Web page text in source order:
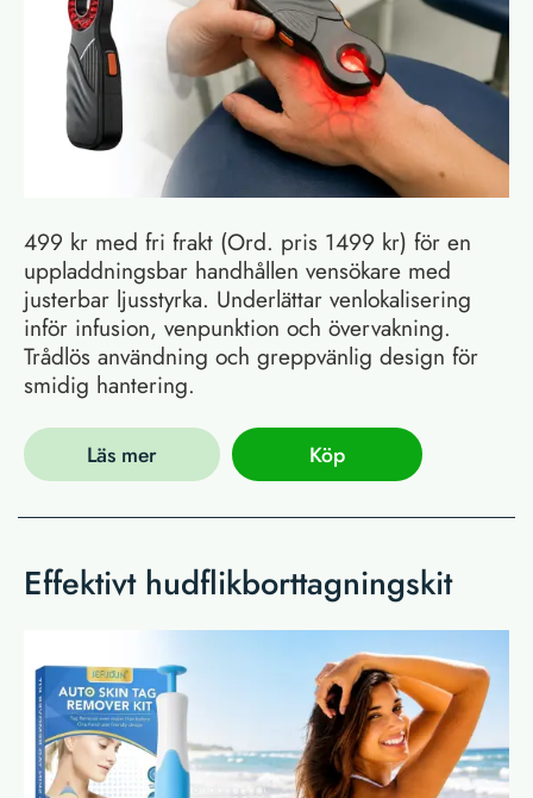
499 kr med fri frakt (Ord. pris 1499 kr) för en
uppladdningsbar handhållen vensökare med
justerbar ljusstyrka. Underlättar venlokalisering
inför infusion, venpunktion och övervakning.
Trådlös användning och greppvänlig design för
smidig hantering.
Läs mer Köp
Effektivt hudflikborttagningskit